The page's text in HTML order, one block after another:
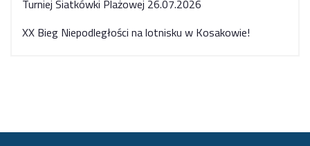
Turniej Siatkówki Plażowej 26.07.2026
XX Bieg Niepodległości na lotnisku w Kosakowie!